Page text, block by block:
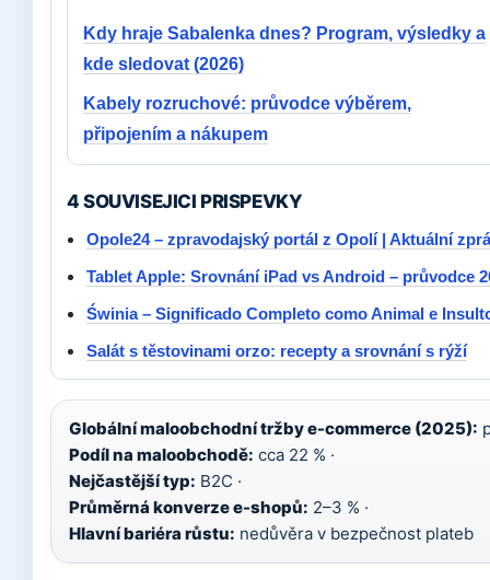
Kdy hraje Sabalenka dnes? Program, výsledky a
kde sledovat (2026)
Kabely rozruchové: průvodce výběrem,
připojením a nákupem
4 SOUVISEJICI PRISPEVKY
Opole24 – zpravodajský portál z Opolí | Aktuální
Tablet Apple: Srovnání iPad vs Android – průvodce
Świnia – Significado Completo como Animal e
Salát s těstovinami orzo: recepty a srovnání s rýží
Globální maloobchodní tržby e-commerce (2025):
Podíl na maloobchodě: cca 22 % ·
Nejčastější typ: B2C ·
Průměrná konverze e-shopů: 2–3 % ·
Hlavní bariéra růstu: nedůvěra v bezpečnost plateb